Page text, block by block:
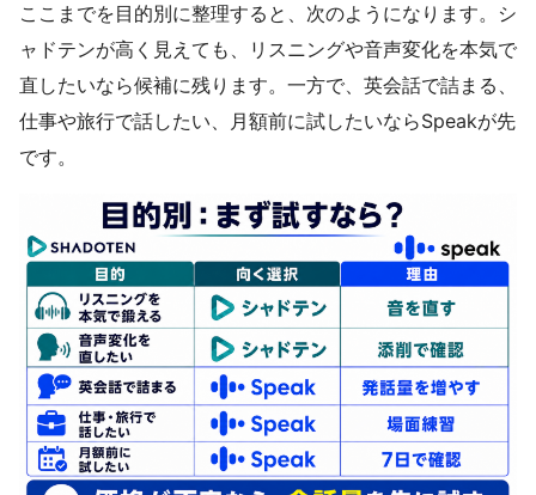
ここまでを目的別に整理すると、次のようになります。シ
ャドテンが高く見えても、リスニングや音声変化を本気で
直したいなら候補に残ります。一方で、英会話で詰まる、
仕事や旅行で話したい、月額前に試したいならSpeakが先
です。